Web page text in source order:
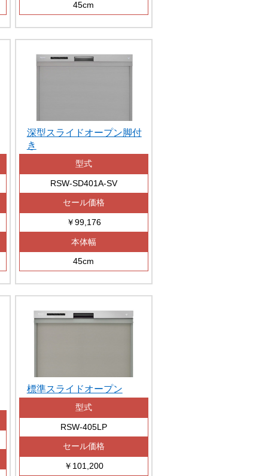
45cm
深型スライドオープン脚付
き
型式
RSW-SD401A-SV
セール価格
￥99,176
本体幅
45cm
標準スライドオープン
型式
RSW-405LP
セール価格
￥101,200